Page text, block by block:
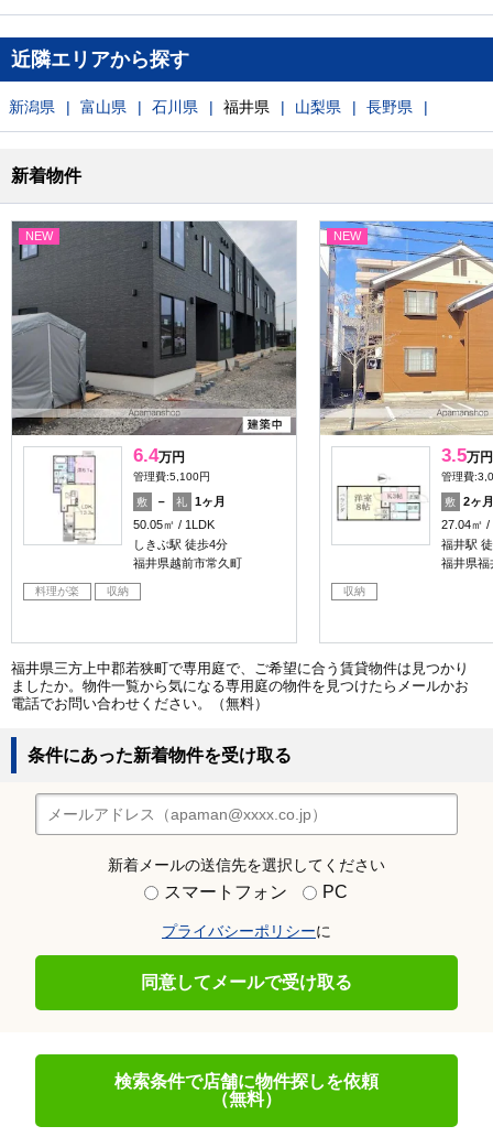
近隣エリアから探す
新潟県 富山県 石川県 福井県 山梨県 長野県
新着物件
NEW
6.4万円
管理費:5,100円
敷 － 礼
1ヶ月
50.05㎡
1LDK
しきぶ駅 徒歩4分
福井県越前市常久町
料理が楽 収納
NEW
3.5万円
管理費
敷
2ヶ月
27.04㎡
福井駅
福井県福
収納
福井県三方上中郡若狭町で専用庭で、ご希望に合う賃貸物件は見つかり
ましたか。物件一覧から気になる専用庭の物件を見つけたらメールかお
電話でお問い合わせください。（無料）
条件にあった新着物件を受け取る
新着メールの送信先を選択してください
スマートフォン PC
プライバシーポリシーに
同意してメールで受け取る
検索条件で店舗に物件探しを依頼
（無料）